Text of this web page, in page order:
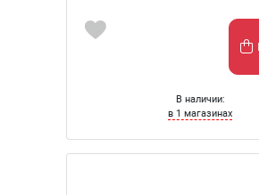
В наличии:
в 1 магазинах